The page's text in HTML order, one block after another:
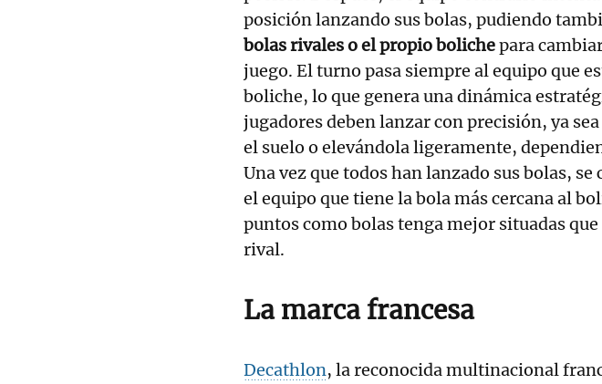
posición lanzando sus bolas, pudiendo
bolas rivales o el propio bolichepara
juego. El turno pasa siempre al equipo que
boliche, lo que genera una dinámica
jugadores deben lanzar con precisión, ya
el suelo o elevándola ligeramente,
Una vez que todos han lanzado sus bolas,
el equipo que tiene la bola más cercana al
puntos como bolas tenga mejor situadas
rival.
La marca francesa
Decathlon, la reconocida multinacional